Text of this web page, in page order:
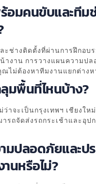
มคนขับและทีมช่
ะช่างติดตั้งที่ผ่านการฝึกอบ
างาน การวางแผนความปล
ไม่ต้องหาทีมงานแยกต่างห
มพื้นที่ไหนบ้าง?
ว่าจะเป็นกรุงเทพฯ เชียงให
รถจัดส่งรถกระเช้าและอุป
มปลอดภัยและป
านหรือไม่?